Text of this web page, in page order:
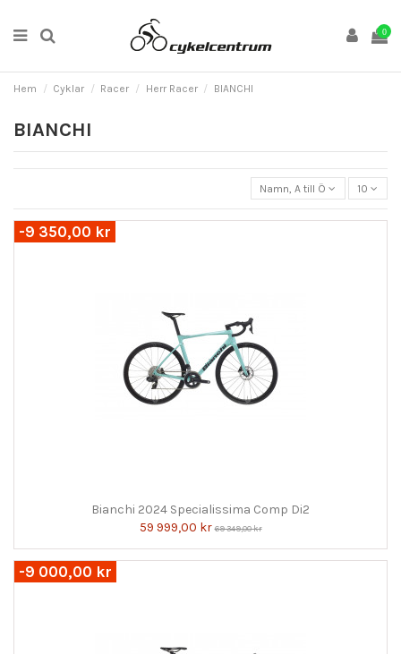
0
Hem Cyklar Racer Herr Racer BIANCHI
BIANCHI
Namn, A till Ö 10
-9 350,00 kr
Bianchi 2024 Specialissima Comp Di2
59 999,00 kr69 349,00 kr
-9 000,00 kr